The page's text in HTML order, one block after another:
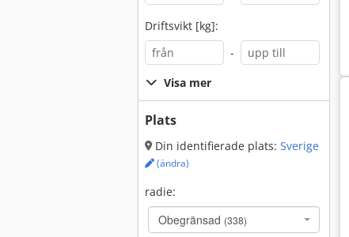
Driftsvikt [kg]:
-
Visa mer
Plats
Din identifierade plats: Sverige
(ändra)
radie:
Obegränsad (338)